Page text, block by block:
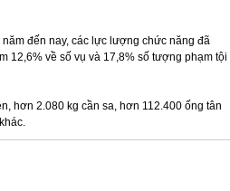
đến nay, các lực lượng chức năng đã
12,6% về số vụ và 17,8% số tượng phạm tội
hơn 2.080 kg cần sa, hơn 112.400 ống tân